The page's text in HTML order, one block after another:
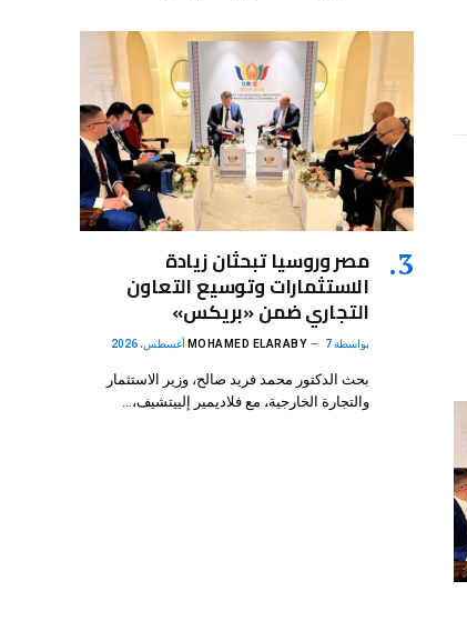
مصر وروسيا تبحثان زيادة
الاستثمارات وتوسيع التعاون
التجاري ضمن «بريكس»
بواسطة MOHAMED ELARABY 7 أغسطس، 2026
بحث الدكتور محمد فريد صالح، وزير الاستثمار
والتجارة الخارجية، مع فلاديمير إلييتشيف،…